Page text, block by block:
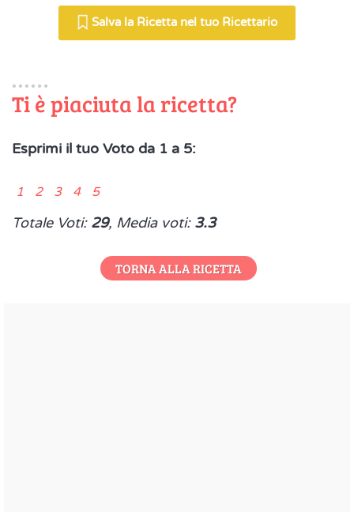
Salva la Ricetta nel tuo Ricettario
Ti è piaciuta la ricetta?
Esprimi il tuo Voto da 1 a 5:
1 2 3 4 5
Totale Voti: 29, Media voti: 3.3
TORNA ALLA RICETTA